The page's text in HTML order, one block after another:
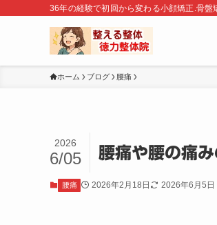
36年の経験で初回から変わる小顔矯正.骨盤
ホーム ブログ 腰痛
腰痛や腰の痛
2026
6/05
腰痛 2026年2月18日 2026年6月5日